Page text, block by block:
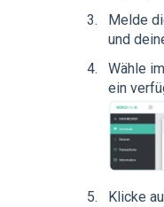
Melde
und
Wähle
ein
Klicke